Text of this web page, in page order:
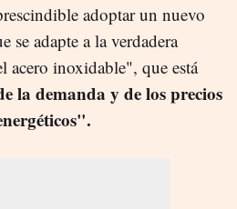
adoptar un nuevo
se adapte a la verdadera
acero inoxidable", que está
la demanda y de los precios